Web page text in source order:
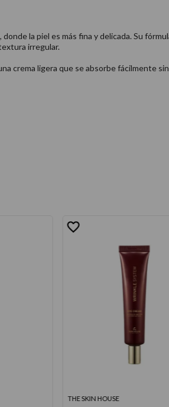
la piel es más fina y delicada. Su
irregular.
crema ligera que se absorbe fácilmente
THE SKIN HOUSE